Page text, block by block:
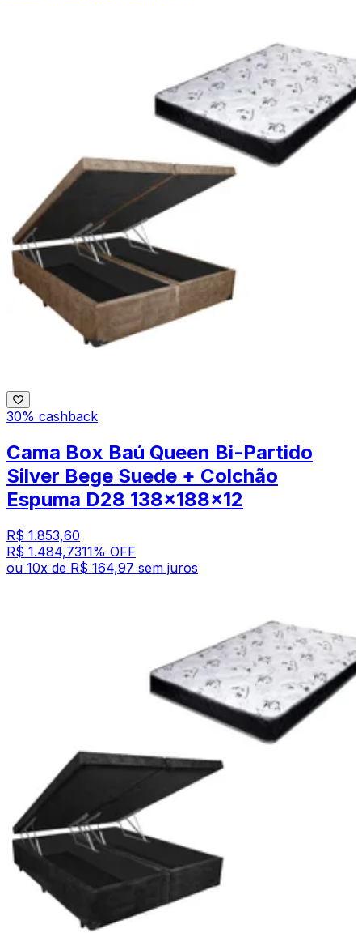
30% cashback
Cama Box Baú Queen Bi-Partido
Silver Bege Suede + Colchão
Espuma D28 138x188x12
R$ 1.853,60
R$ 1.484,7311% OFF
ou 10x de R$ 164,97 sem juros